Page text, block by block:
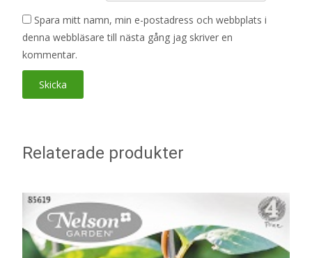
Spara mitt namn, min e-postadress och webbplats i
denna webbläsare till nästa gång jag skriver en
kommentar.
Relaterade produkter